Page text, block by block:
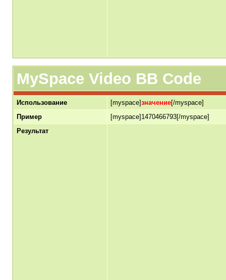
MySpace Video BB Code
Использование [myspace]значение[/myspace]
Пример
[myspace]1470466793[/myspace]
Результат